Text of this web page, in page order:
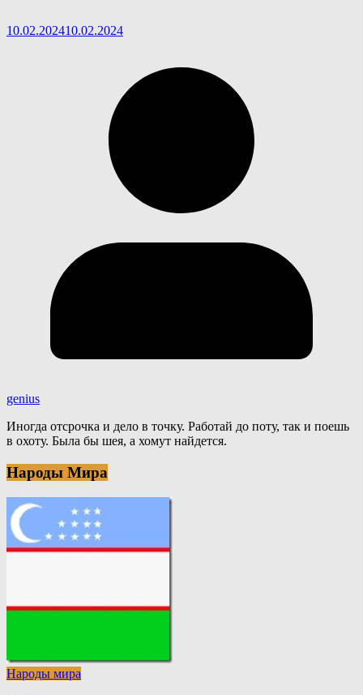
10.02.202410.02.2024
genius
Иногда отсрочка и дело в точку. Работай до поту, так и поешь
в охоту. Была бы шея, а хомут найдется.
Народы Мира
Народы мира